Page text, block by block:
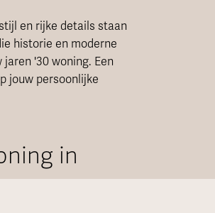
en rijke details staan
historie en moderne
'30 woning. Een
jouw persoonlijke
in